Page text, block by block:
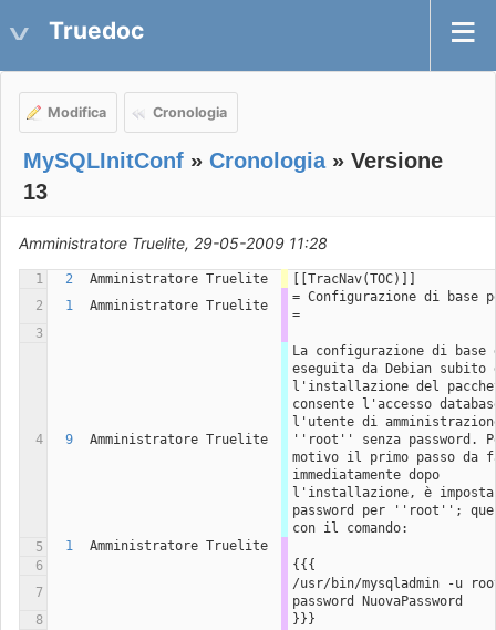
Truedoc
Modifica Cronologia
MySQLInitConf » Cronologia» Versione
13
Amministratore Truelite, 29-05-2009 11:28
1 2 Amministratore Truelite
[[TracNav(TOC)]]
2
1 Amministratore Truelite
= Configurazione di base
=
3
4 9 Amministratore Truelite
La configurazione di base
eseguita da Debian subito
l'installazione del
consente l'accesso
l'utente di
''root'' senza password.
motivo il primo passo da
immediatamente dopo
l'installazione, è
password per ''root'';
con il comando:
5
1
Amministratore Truelite
6
{{{
7
/usr/bin/mysqladmin -u
password NuovaPassword
8
}}}